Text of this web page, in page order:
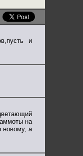
и
на
новому, а